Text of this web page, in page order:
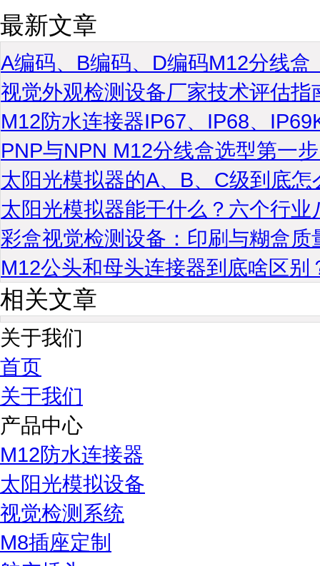
最新文章
A编码、B编码、D编码M12分线盒
视觉外观检测设备厂家技术评估指
M12防水连接器IP67、IP68、
PNP与NPN M12分线盒选型第一
太阳光模拟器的A、B、C级到底怎
太阳光模拟器能干什么？六个行业
彩盒视觉检测设备：印刷与糊盒质
M12公头和母头连接器到底啥区别
相关文章
关于我们
首页
关于我们
产品中心
M12防水连接器
太阳光模拟设备
视觉检测系统
M8插座定制